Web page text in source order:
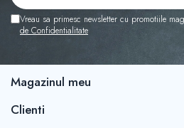
Lumina albastra:25°C
Tehnologia de încalzire prin fir
Vreau sa primesc newsletter cu promotiile
de Confidentialitate
Magazinul meu
Clienti